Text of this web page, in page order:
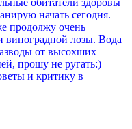
начать сегодня.
продолжу очень
виноградной лозы. Вода
от высохших
прошу не ругать:)
и критику в